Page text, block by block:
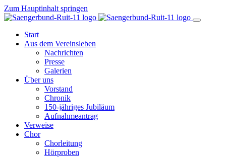
Zum Hauptinhalt springen
Start
Aus dem Vereinsleben
Nachrichten
Presse
Galerien
Über uns
Vorstand
Chronik
150-jähriges Jubiläum
Aufnahmeantrag
Verweise
Chor
Chorleitung
Hörproben